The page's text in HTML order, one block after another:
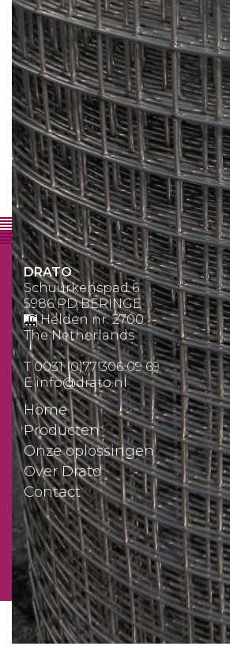
Waarom Drato
Een professionele partner
Persoonlijk contact
Snelle en flexibele aanpak
Kwaliteit
Heel veel mogelijkheden
DRATO
Schuurkenspad 6
5986 PD BERINGE
Helden nr. 2700
The Netherlands
T0031 (0)77 306 09 69
Einfo@drato.nl
Home
Producten
Onze oplossingen
Over Drato
Contact
Offerte aanvragen
© Drato